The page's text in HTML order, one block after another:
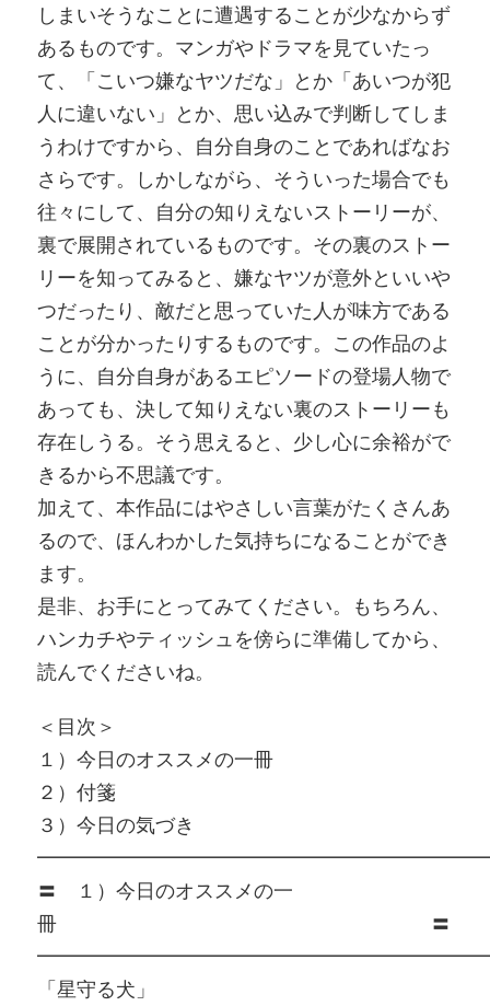
しまいそうなことに遭遇することが少なからず
あるものです。マンガやドラマを見ていたっ
て、「こいつ嫌なヤツだな」とか「あいつが犯
人に違いない」とか、思い込みで判断してしま
うわけですから、自分自身のことであればなお
さらです。しかしながら、そういった場合でも
往々にして、自分の知りえないストーリーが、
裏で展開されているものです。その裏のストー
リーを知ってみると、嫌なヤツが意外といいや
つだったり、敵だと思っていた人が味方である
ことが分かったりするものです。この作品のよ
うに、自分自身があるエピソードの登場人物で
あっても、決して知りえない裏のストーリーも
存在しうる。そう思えると、少し心に余裕がで
きるから不思議です。
加えて、本作品にはやさしい言葉がたくさんあ
るので、ほんわかした気持ちになることができ
ます。
是非、お手にとってみてください。もちろん、
ハンカチやティッシュを傍らに準備してから、
読んでくださいね。
＜目次＞
１）今日のオススメの一冊
２）付箋
３）今日の気づき
〓 １）今日のオススメの一
冊 〓
「星守る犬」